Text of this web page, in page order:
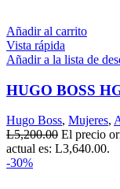
Añadir al carrito
Vista rápida
Añadir a la lista de
HUGO BOSS
Hugo Boss, Mujeres,
L5,200.00 El precio
actual es: L3,640.00.
-30%